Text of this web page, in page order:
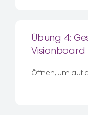
Übung 4:
Visionboard
Öffnen, um auf